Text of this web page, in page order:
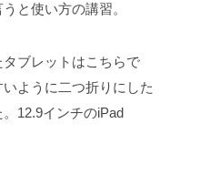
と使い方の講習。
ブレットはこちらで
ように二つ折りにした
12.9インチのiPad